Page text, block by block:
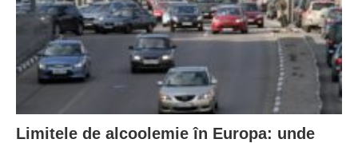
Limitele de alcoolemie în Europa: unde